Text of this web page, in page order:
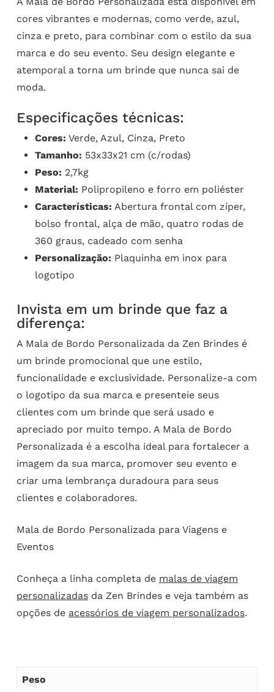
cores vibrantes e modernas, como verde, azul,
cinza e preto, para combinar com o estilo da sua
marca e do seu evento. Seu design elegante e
atemporal a torna um brinde que nunca sai de
moda.
Especificações técnicas:
Cores: Verde, Azul, Cinza, Preto
Tamanho: 53x33x21 cm (c/rodas)
Peso: 2,7kg
Material: Polipropileno e forro em poliéster
Características: Abertura frontal com zíper,
bolso frontal, alça de mão, quatro rodas de
360 graus, cadeado com senha
Personalização: Plaquinha em inox para
logotipo
Invista em um brinde que faz a
diferença:
A Mala de Bordo Personalizada da Zen Brindes é
um brinde promocional que une estilo,
funcionalidade e exclusividade. Personalize-a com
o logotipo da sua marca e presenteie seus
clientes com um brinde que será usado e
apreciado por muito tempo. A Mala de Bordo
Personalizada é a escolha ideal para fortalecer a
imagem da sua marca, promover seu evento e
criar uma lembrança duradoura para seus
clientes e colaboradores.
Mala de Bordo Personalizada para Viagens e
Eventos
Conheça a linha completa de malas de viagem
personalizadasda Zen Brindes e veja também as
opções de acessórios de viagem personalizados.
Peso